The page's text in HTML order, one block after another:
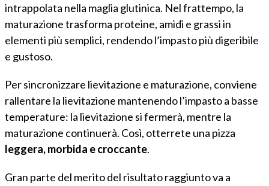
intrappolata nella maglia glutinica. Nel frattempo, la
maturazione trasforma proteine, amidi e grassi in
elementi più semplici, rendendo l’impasto più digeribile
e gustoso.
Per sincronizzare lievitazione e maturazione, conviene
rallentare la lievitazione mantenendo l’impasto a basse
temperature: la lievitazione si fermerà, mentre la
maturazione continuerà. Così, otterrete una pizza
leggera, morbida e croccante.
Gran parte del merito del risultato raggiunto va a